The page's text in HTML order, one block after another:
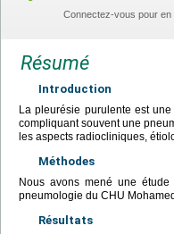
Connectez-vous pour en
Résumé
Introduction
La pleurésie purulente est
compliquant souvent une
les aspects radiocliniques,
Méthodes
Nous avons mené une
pneumologie du CHU
Résultats